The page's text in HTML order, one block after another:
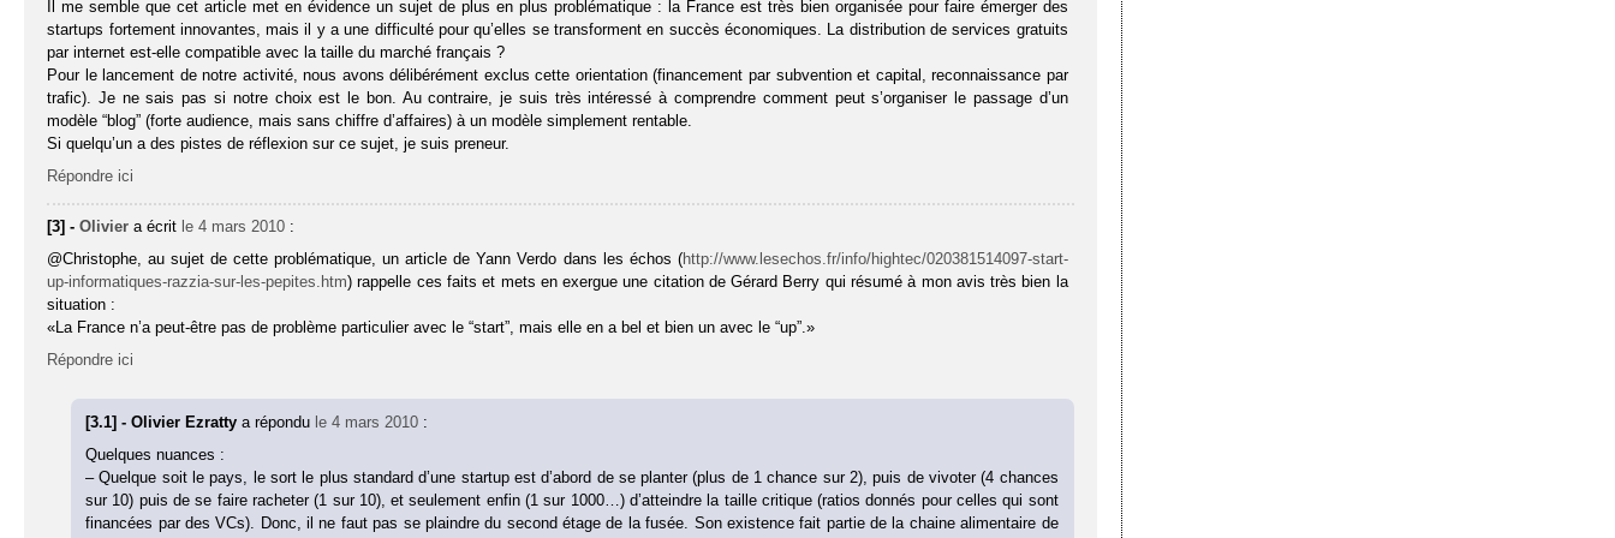
Il me semble que cet article met en évidence un sujet de plus en plus problématique : la France est très bien organisée pour faire émerger des
startups fortement innovantes, mais il y a une difficulté pour qu’elles se transforment en succès économiques. La distribution de services gratuits
par internet est-elle compatible avec la taille du marché français ?
Pour le lancement de notre activité, nous avons délibérément exclus cette orientation (financement par subvention et capital, reconnaissance par
trafic). Je ne sais pas si notre choix est le bon. Au contraire, je suis très intéressé à comprendre comment peut s’organiser le passage d’un
modèle “blog” (forte audience, mais sans chiffre d’affaires) à un modèle simplement rentable.
Si quelqu’un a des pistes de réflexion sur ce sujet, je suis preneur.
Répondre ici
[3] -Olivier a écrit le 4 mars 2010 :
@Christophe, au sujet de cette problématique, un article de Yann Verdo dans les échos (http://www.lesechos.fr/info/hightec/020381514097-start-
up-informatiques-razzia-sur-les-pepites.htm) rappelle ces faits et mets en exergue une citation de Gérard Berry qui résumé à mon avis très bien la
situation :
«La France n’a peut-être pas de problème particulier avec le “start”, mais elle en a bel et bien un avec le “up”.»
Répondre ici
[3.1] - Olivier Ezrattya répondu le 4 mars 2010 :
Quelques nuances :
– Quelque soit le pays, le sort le plus standard d’une startup est d’abord de se planter (plus de 1 chance sur 2), puis de vivoter (4 chances
sur 10) puis de se faire racheter (1 sur 10), et seulement enfin (1 sur 1000…) d’atteindre la taille critique (ratios donnés pour celles qui sont
financées par des VCs). Donc, il ne faut pas se plaindre du second étage de la fusée. Son existence fait partie de la chaine alimentaire de